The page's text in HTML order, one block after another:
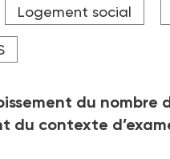
Logement social
du nombre
contexte